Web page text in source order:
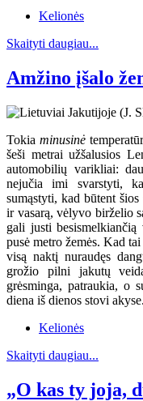
Kelionės
Skaityti daugiau...
Amžino įšalo
Tokia minusinė
šeši metrai užšalusios
automobilių varikliai:
nejučia imi svarstyti,
sumąstyti, kad būtent
ir vasarą, vėlyvo birželio
gali justi
pusė metro žemės. Kad
visą naktį nuraudęs
grožio pilni jakutų
grėsminga, patraukia, o
diena iš dienos stovi akyse.
Kelionės
Skaityti daugiau...
„O kas ty joja,